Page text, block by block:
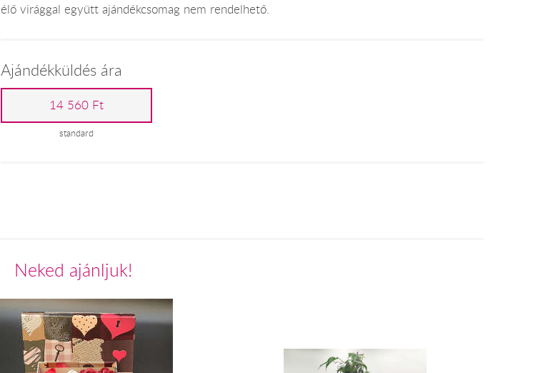
élő virággal együtt ajándékcsomag nem rendelhető.
Ajándékküldés ára
14 560 Ft
standard
Neked ajánljuk!